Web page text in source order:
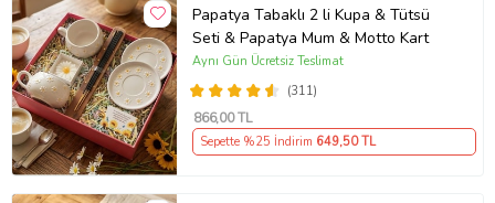
Papatya Tabaklı 2 li Kupa & Tütsü
Seti & Papatya Mum & Motto Kart
(311)
Aynı Gün Ücretsiz Teslimat
866,00 TL
Sepette %25 İndirim 649,50 TL